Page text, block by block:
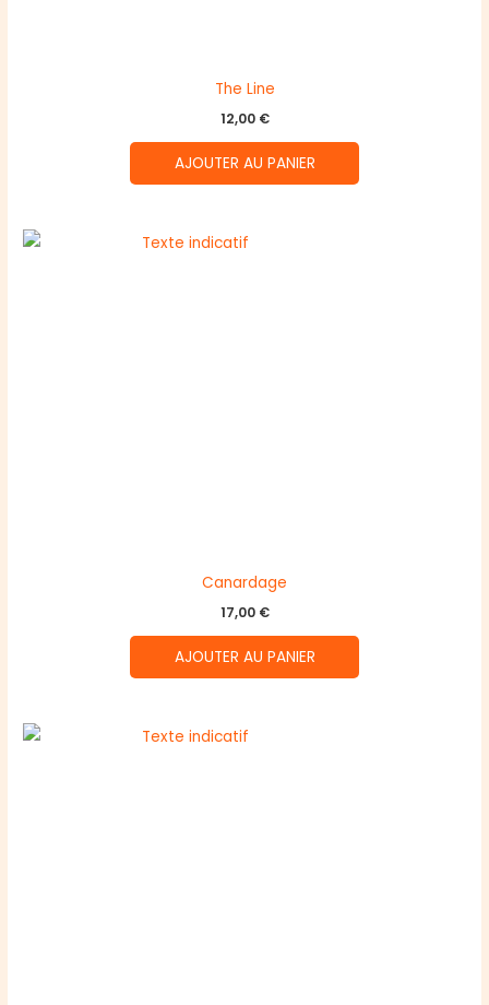
The Line
12,00 €
AJOUTER AU PANIER
Canardage
17,00 €
AJOUTER AU PANIER